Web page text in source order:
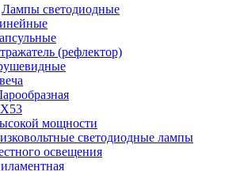
Лампы светодиодные
(рефлектор)
мощности
светодиодные лампы
освещения